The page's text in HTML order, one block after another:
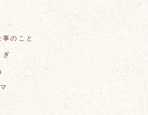
事のこと
ぎ